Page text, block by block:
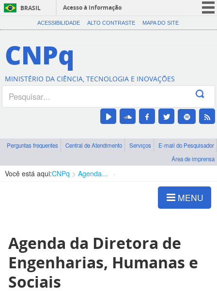
BRASIL
Acesso à informação
CORONAVÍRUS (COVID-19)
Canais
ACESSIBILIDADE ALTO CONTRASTE MAPA DO SITE
CNPq
MINISTÉRIO DA CIÊNCIA, TECNOLOGIA E INOVAÇÕES
Perguntas frequentes Central de Atendimento Serviços
E-mail do Pesquisador
Área de imprensa
Você está aqui:CNPq Agenda de autoridades
MENU
Agenda da Diretora de
Engenharias, Humanas e
Sociais